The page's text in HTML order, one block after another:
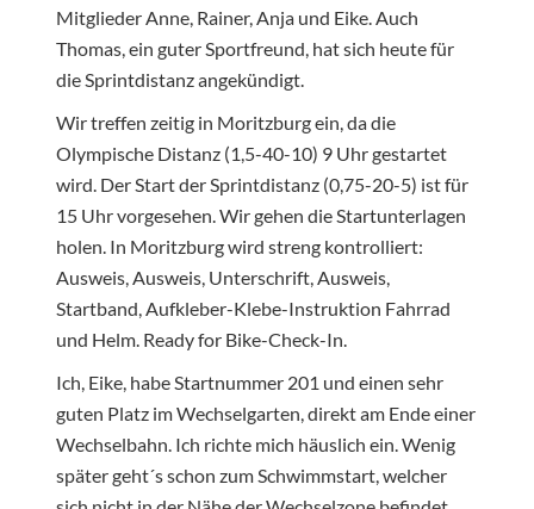
Mitglieder Anne, Rainer, Anja und Eike. Auch
Thomas, ein guter Sportfreund, hat sich heute für
die Sprintdistanz angekündigt.
Wir treffen zeitig in Moritzburg ein, da die
Olympische Distanz (1,5-40-10) 9 Uhr gestartet
wird. Der Start der Sprintdistanz (0,75-20-5) ist für
15 Uhr vorgesehen. Wir gehen die Startunterlagen
holen. In Moritzburg wird streng kontrolliert:
Ausweis, Ausweis, Unterschrift, Ausweis,
Startband, Aufkleber-Klebe-Instruktion Fahrrad
und Helm. Ready for Bike-Check-In.
Ich, Eike, habe Startnummer 201 und einen sehr
guten Platz im Wechselgarten, direkt am Ende einer
Wechselbahn. Ich richte mich häuslich ein. Wenig
später geht´s schon zum Schwimmstart, welcher